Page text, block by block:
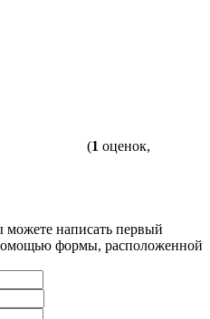
(1 оценок,
написать первый
формы, расположенной